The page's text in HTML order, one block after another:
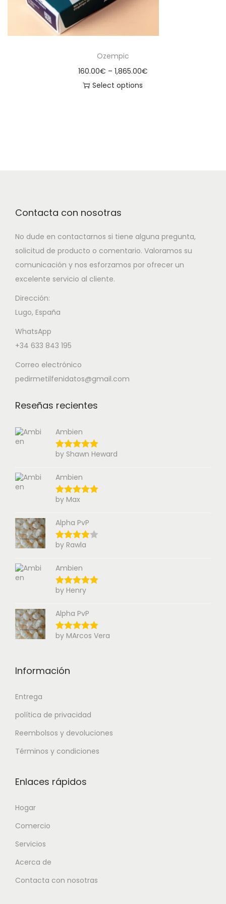
Ozempic
160.00€ – 1,865.00€
Select options
Contacta con nosotras
No dude en contactarnos si tiene alguna pregunta,
solicitud de producto o comentario. Valoramos su
comunicación y nos esforzamos por ofrecer un
excelente servicio al cliente.
Dirección:
Lugo, España
WhatsApp
+34 633 843 195
Correo electrónico
pedirmetilfenidatos@gmail.com
Reseñas recientes
Ambien
by Shawn Heward
Ambien
by Max
Alpha PvP
by Rawla
Ambien
by Henry
Alpha PvP
by MArcos Vera
Información
Entrega
política de privacidad
Reembolsos y devoluciones
Términos y condiciones
Enlaces rápidos
Hogar
Comercio
Servicios
Acerca de
Contacta con nosotras